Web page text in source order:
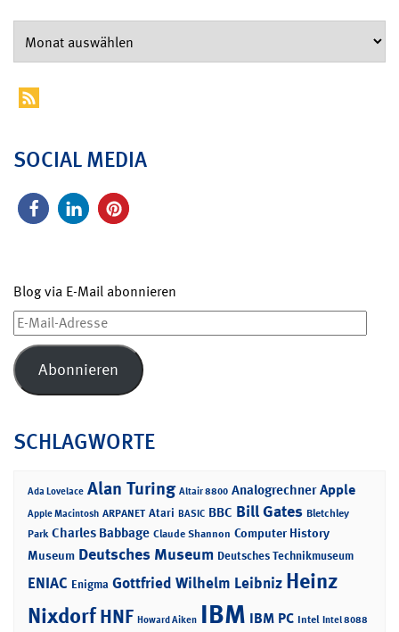
SOCIAL MEDIA
Blog via E-Mail abonnieren
E-
Mail-
Adresse
Abonnieren
SCHLAGWORTE
Ada Lovelace Alan Turing Altair 8800 Analogrechner Apple
Apple Macintosh ARPANET Atari BASIC BBC Bill Gates Bletchley
Park Charles Babbage Claude Shannon Computer History
Museum Deutsches Museum Deutsches Technikmuseum
ENIAC Enigma Gottfried Wilhelm Leibniz Heinz
NixdorfHNF Howard Aiken IBM IBM PC Intel Intel 8088